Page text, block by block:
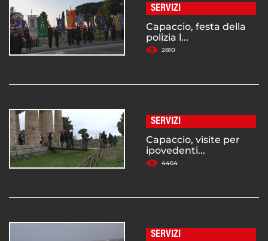
SERVIZI
Capaccio, festa della
polizia l...
2810
SERVIZI
Capaccio, visite per
ipovedenti...
4464
SERVIZI